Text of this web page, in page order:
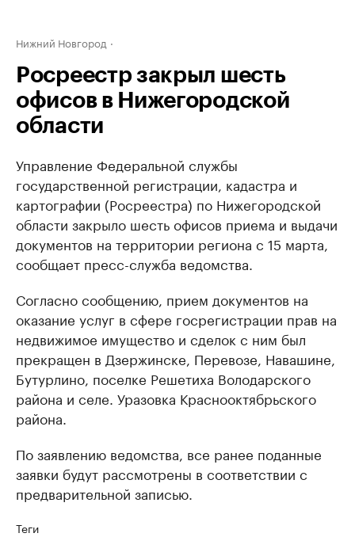
Нижний Новгород
Росреестр закрыл шесть
офисов в Нижегородской
области
Управление Федеральной службы
государственной регистрации, кадастра и
картографии (Росреестра) по Нижегородской
области закрыло шесть офисов приема и выдачи
документов на территории региона с 15 марта,
сообщает пресс-служба ведомства.
Согласно сообщению, прием документов на
оказание услуг в сфере госрегистрации прав на
недвижимое имущество и сделок с ним был
прекращен в Дзержинске, Перевозе, Навашине,
Бутурлино, поселке Решетиха Володарского
района и селе. Уразовка Краснооктябрьского
района.
По заявлению ведомства, все ранее поданные
заявки будут рассмотрены в соответствии с
предварительной записью.
Теги